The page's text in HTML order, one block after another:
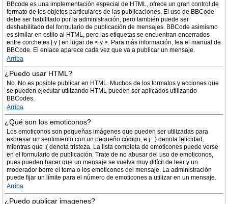
BBcode es una implementación especial de HTML, ofrece un gran control de
formato de los objetos particulares de las publicaciones. El uso de BBCode
debe ser habilitado por la administración, pero también puede ser
deshabilitado del formulario de publicación de mensajes. BBCode asimismo
es similar en estilo al HTML, pero las etiquetas se encuentran encerrados
entre corchetes [ y ] en lugar de < y >. Para más información, lea el manual de
BBCode. El enlace aparece cada vez que va a publicar un mensaje.
Arriba
¿Puedo usar HTML?
No. No es posible publicar en HTML. Muchos de los formatos y acciones que
se pueden ejecutar utilizando HTML pueden ser aplicados utilizando
BBCodes.
Arriba
¿Qué son los emoticonos?
Los emoticonos son pequeñas imágenes que pueden ser utilizadas para
expresar un sentimiento con un pequeño código, e.j. :) denota felicidad,
mientras que :( denota tristeza. La lista completa de emoticones puede verse
en el formulario de publicación. Trate de no abusar del uso de emoticonos,
pues pueden hacer que un mensaje se vuelva muy difícil de leer y un
moderador borre el tema o los emoticones del mensaje. La administración
puede fijar un límite para el número de emoticones a utilizar en un mensaje.
Arriba
¿Puedo publicar imagenes?